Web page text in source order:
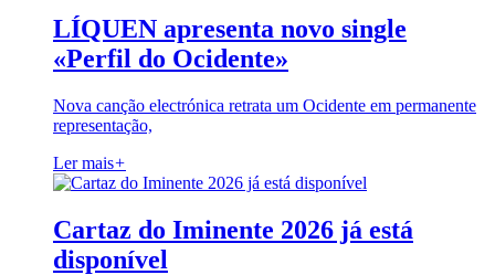
LÍQUEN apresenta novo single
«Perfil do Ocidente»
Nova canção electrónica retrata um Ocidente em permanente
representação,
Ler mais+
Cartaz do Iminente 2026 já está
disponível